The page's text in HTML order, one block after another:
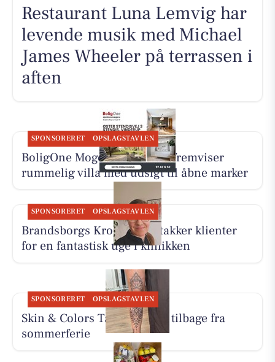
Restaurant Luna Lemvig har
levende musik med Michael
James Wheeler på terrassen i
aften
SPONSORERET OPSLAGSTAVLEN
BoligOne Mogens Kragh I/S fremviser
rummelig villa med udsigt til åbne marker
SPONSORERET OPSLAGSTAVLEN
Brandsborgs Kropsterapi takker klienter
for en fantastisk uge i klinikken
SPONSORERET OPSLAGSTAVLEN
Skin & Colors Tattoo ApS er tilbage fra
sommerferie